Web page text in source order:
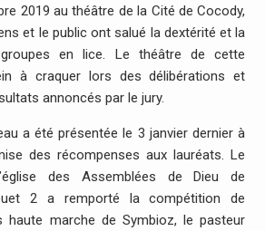
2019 au théâtre de la Cité de Cocody,
et le public ont salué la dextérité et la
en lice. Le théâtre de cette
à craquer lors des délibérations et
annoncés par le jury.
a été présentée le 3 janvier dernier à
des récompenses aux lauréats. Le
des Assemblées de Dieu de
2 a remporté la compétition de
haute marche de Symbioz, le pasteur